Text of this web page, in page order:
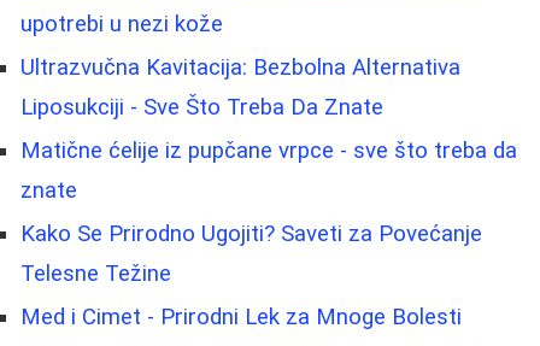
upotrebi u nezi kože
Ultrazvučna Kavitacija: Bezbolna Alternativa
Liposukciji - Sve Što Treba Da Znate
Matične ćelije iz pupčane vrpce - sve što treba da
znate
Kako Se Prirodno Ugojiti? Saveti za Povećanje
Telesne Težine
Med i Cimet - Prirodni Lek za Mnoge Bolesti